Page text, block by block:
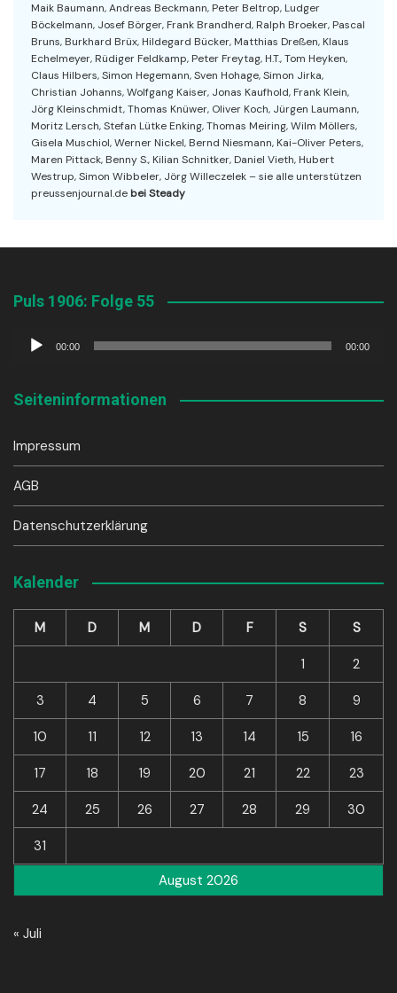
Maik Baumann, Andreas Beckmann, Peter Beltrop, Ludger
Böckelmann, Josef Börger, Frank Brandherd, Ralph Broeker, Pascal
Bruns, Burkhard Brüx, Hildegard Bücker, Matthias Dreßen, Klaus
Echelmeyer, Rüdiger Feldkamp, Peter Freytag, H.T., Tom Heyken,
Claus Hilbers, Simon Hegemann, Sven Hohage, Simon Jirka,
Christian Johanns, Wolfgang Kaiser, Jonas Kaufhold, Frank Klein,
Jörg Kleinschmidt, Thomas Knüwer, Oliver Koch, Jürgen Laumann,
Moritz Lersch, Stefan Lütke Enking, Thomas Meiring, Wilm Möllers,
Gisela Muschiol, Werner Nickel, Bernd Niesmann, Kai-Oliver Peters,
Maren Pittack, Benny S., Kilian Schnitker, Daniel Vieth, Hubert
Westrup, Simon Wibbeler, Jörg Willeczelek – sie alle unterstützen
preussenjournal.de bei Steady
Puls 1906: Folge 55
Audio-
00:00 00:00
Seiteninformationen
Impressum
AGB
Datenschutzerklärung
Kalender
August 2026
M D M D F S S
1 2
3 4 5 6 7 8 9
10 11 12 13 14 15 16
17 18 19 20 21 22 23
24 25 26 27 28 29 30
31
« Juli